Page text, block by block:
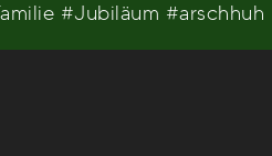
#Jubiläum #arschhuh